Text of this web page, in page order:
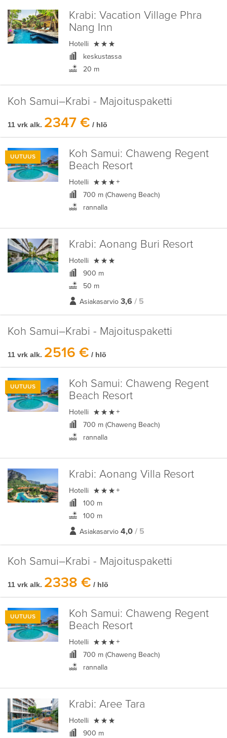
Krabi: Vacation Village Phra
Nang Inn
Hotelli 
keskustassa
20 m
Koh Samui–Krabi - Majoituspaketti
11 vrk alk. 2347 € / hlö
UUTUUS Koh Samui: Chaweng Regent
Beach Resort
Hotelli  +
700 m (Chaweng Beach)
rannalla
Krabi: Aonang Buri Resort
Hotelli 
900 m
50 m
Asiakasarvio 3,6 / 5
Koh Samui–Krabi - Majoituspaketti
11 vrk alk. 2516 € / hlö
UUTUUS Koh Samui: Chaweng Regent
Beach Resort
Hotelli  +
700 m (Chaweng Beach)
rannalla
Krabi: Aonang Villa Resort
Hotelli  +
100 m
100 m
Asiakasarvio 4,0 / 5
Koh Samui–Krabi - Majoituspaketti
11 vrk alk. 2338 € / hlö
UUTUUS Koh Samui: Chaweng Regent
Beach Resort
Hotelli  +
700 m (Chaweng Beach)
rannalla
Krabi: Aree Tara
Hotelli 
900 m